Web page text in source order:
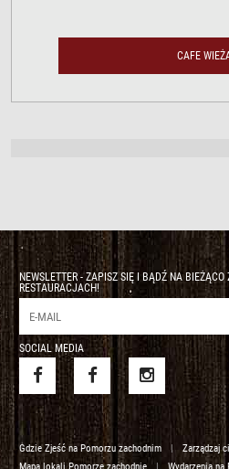
CAFE
NEWSLETTER - ZAPISZ SIĘ I BĄDŹ NA
RESTAURACJACH!
SOCIAL MEDIA
Gdzie Zjeść na Pomorzu zachodnim | Zarządzaj